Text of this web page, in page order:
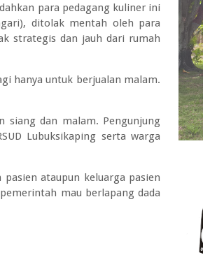
para pedagang kuliner ini
ditolak mentah oleh para
strategis dan jauh dari rumah
hanya untuk berjualan malam.
siang dan malam. Pengunjung
Lubuksikaping serta warga
ataupun keluarga pasien
mau berlapang dada